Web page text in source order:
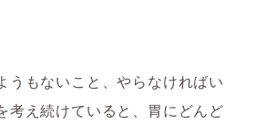
うもないこと、やらなければい
考え続けていると、胃にどんど